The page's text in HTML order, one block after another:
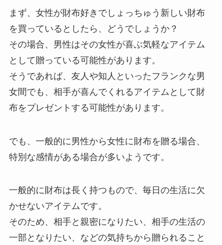
まず、女性が財布好きでしょっちゅう新しい財布
を買っているとしたら、どうでしょうか？
その場合、男性はその女性が喜ぶ気軽なアイテム
として贈っている可能性があります。
そうであれば、友人や知人といったフランクな男
女間でも、相手が喜んでくれるアイテムとして財
布をプレゼントする可能性があります。
でも、一般的に男性から女性に財布を贈る場合、
特別な感情がある場合が多いようです。
一般的に財布は長く持つもので、毎日の生活に欠
かせないアイテムです。
そのため、相手と親密になりたい、相手の生活の
一部となりたい、などの気持ちから贈られること